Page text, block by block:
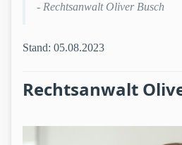
- Rechtsanwalt Oliver Busch
Stand: 05.08.2023
Rechtsanwalt